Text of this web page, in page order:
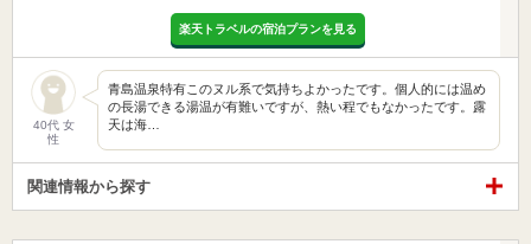
楽天トラベルの宿泊プランを見る
40代 女
性
青島温泉特有このヌル系で気持ちよかったです。個人的には温め
の長湯できる湯温が有難いですが、熱い程でもなかったです。露
天は海…
関連情報から探す